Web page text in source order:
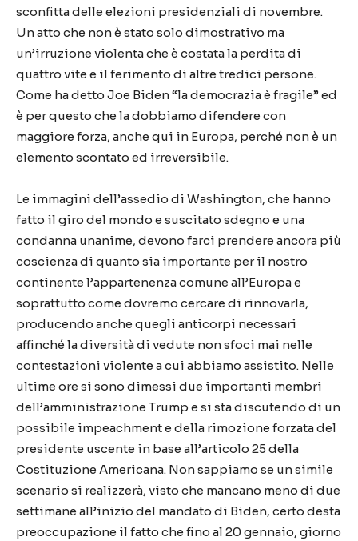
sconfitta delle elezioni presidenziali di novembre.
Un atto che non è stato solo dimostrativo ma
un’irruzione violenta che è costata la perdita di
quattro vite e il ferimento di altre tredici persone.
Come ha detto Joe Biden “la democrazia è fragile” ed
è per questo che la dobbiamo difendere con
maggiore forza, anche qui in Europa, perché non è un
elemento scontato ed irreversibile.
Le immagini dell’assedio di Washington, che hanno
fatto il giro del mondo e suscitato sdegno e una
condanna unanime, devono farci prendere ancora più
coscienza di quanto sia importante per il nostro
continente l’appartenenza comune all’Europa e
soprattutto come dovremo cercare di rinnovarla,
producendo anche quegli anticorpi necessari
affinché la diversità di vedute non sfoci mai nelle
contestazioni violente a cui abbiamo assistito. Nelle
ultime ore si sono dimessi due importanti membri
dell’amministrazione Trump e si sta discutendo di un
possibile impeachment e della rimozione forzata del
presidente uscente in base all’articolo 25 della
Costituzione Americana. Non sappiamo se un simile
scenario si realizzerà, visto che mancano meno di due
settimane all’inizio del mandato di Biden, certo desta
preoccupazione il fatto che fino al 20 gennaio, giorno